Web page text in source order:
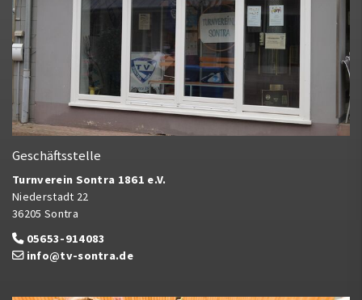
Geschäftsstelle
Turnverein Sontra 1861 e.V.
Niederstadt 22
36205 Sontra
05653-914083
info@tv-sontra.de